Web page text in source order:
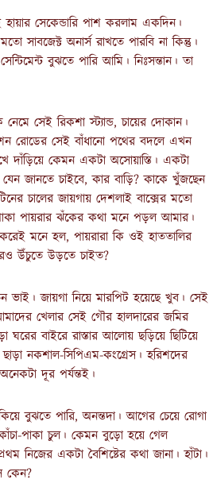
সেকেন্ডারি পাশ করলাম একদিন।
সাবজেক্ট অনার্স রাখতে পারবি না কিন্তু।
বুঝতে পারি আমি। নিঃসন্তান। তা
সেই রিকশা স্ট্যান্ড, চায়ের দোকান।
রোডের সেই বাঁধানো পথের বদলে এখন
দাঁড়িয়ে কেমন একটা অসোয়াস্তি। একটা
জানতে চাইবে, কার বাড়ি? কাকে খুঁজছেন
চালের জায়গায় দেশলাই বাক্সের মতো
পায়রার ঝঁকের কথা মনে পড়ল আমার।
মনে হল, পায়রারা কি ওই হাততালির
উঁচুতে উড়তে চাইত?
জায়গা নিয়ে মারপিট হয়েছে খুব। সেই
খেলার সেই গৌর হালদারের জমির
বাইরে রাস্তার আলোয় ছড়িয়ে ছিটিয়ে
নকশাল-সিপিএম-কংগ্রেস। হরিশদের
দূর পর্যন্তই।
বুঝতে পারি, অনন্তদা। আগের চেয়ে রোগা
পাকা চুল। কেমন বুড়ো হয়ে গেল
নিজের একটা বৈশিষ্টের কথা জানা। হাঁটা।
কেন?